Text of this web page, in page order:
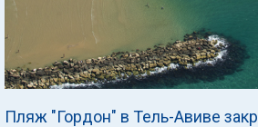
Пляж "Гордон" в Тель-Авиве